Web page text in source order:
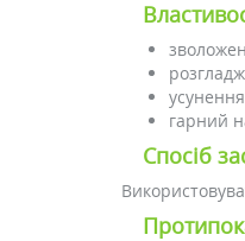
гарний
Спосіб